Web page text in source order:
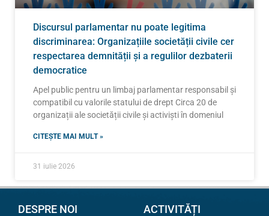
Discursul parlamentar nu poate legitima
discriminarea: Organizațiile societății civile cer
respectarea demnității și a regulilor dezbaterii
democratice
Apel public pentru un limbaj parlamentar responsabil și
compatibil cu valorile statului de drept Circa 20 de
organizații ale societății civile și activiști în domeniul
CITEȘTE MAI MULT »
31 iulie 2026
DESPRE NOI ACTIVITĂȚI